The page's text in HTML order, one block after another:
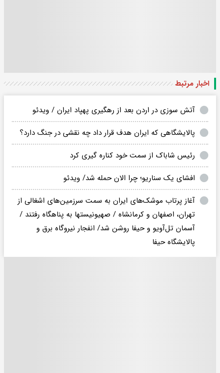
اخبار مرتبط
آتش سوزی در اردن بعد از رهگیری پهپاد ایران / ویدئو
پالایشگاهی که ایران هدف قرار داد چه نقشی در جنگ دارد؟
رئیس شاباک از سمت خود کناره گیری کرد
افشای یک سناریو؛ چرا الان حمله شد/ ویدئو
آغاز پرتاب موشک‌های ایران به سمت سرزمین‌های اشغالی از
تهران، اصفهان و کرمانشاه / صهیونیستها به پناهگاه رفتند /
آسمان تل‌آویو و حیفا روشن شد/ انفجار نیروگاه برق و
پالایشگاه حیفا